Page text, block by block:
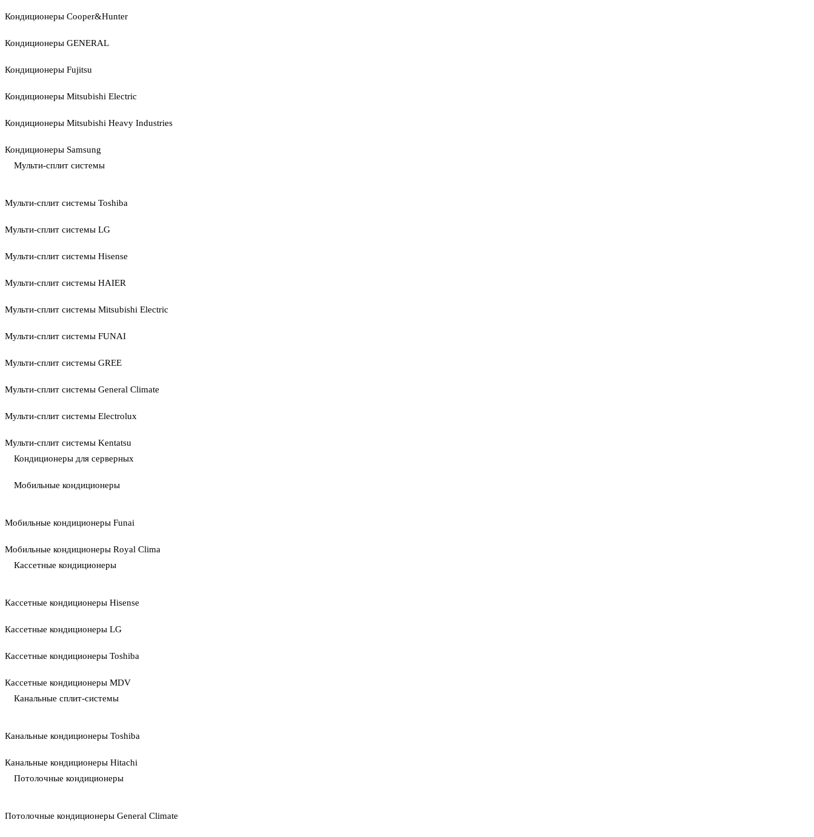
Кондиционеры Cooper&Hunter
Кондиционеры GENERAL
Кондиционеры Fujitsu
Кондиционеры Mitsubishi Electric
Кондиционеры Mitsubishi Heavy Industries
Кондиционеры Samsung
Мульти-сплит системы
Мульти-сплит системы Toshiba
Мульти-сплит системы LG
Мульти-сплит системы Hisense
Мульти-сплит системы HAIER
Мульти-сплит системы Mitsubishi Electric
Мульти-сплит системы FUNAI
Мульти-сплит системы GREE
Мульти-сплит системы General Climate
Мульти-сплит системы Electrolux
Мульти-сплит системы Kentatsu
Кондиционеры для серверных
Мобильные кондиционеры
Мобильные кондиционеры Funai
Мобильные кондиционеры Royal Clima
Кассетные кондиционеры
Кассетные кондиционеры Hisense
Кассетные кондиционеры LG
Кассетные кондиционеры Toshiba
Кассетные кондиционеры MDV
Канальные сплит-системы
Канальные кондиционеры Toshiba
Канальные кондиционеры Hitachi
Потолочные кондиционеры
Потолочные кондиционеры General Climate